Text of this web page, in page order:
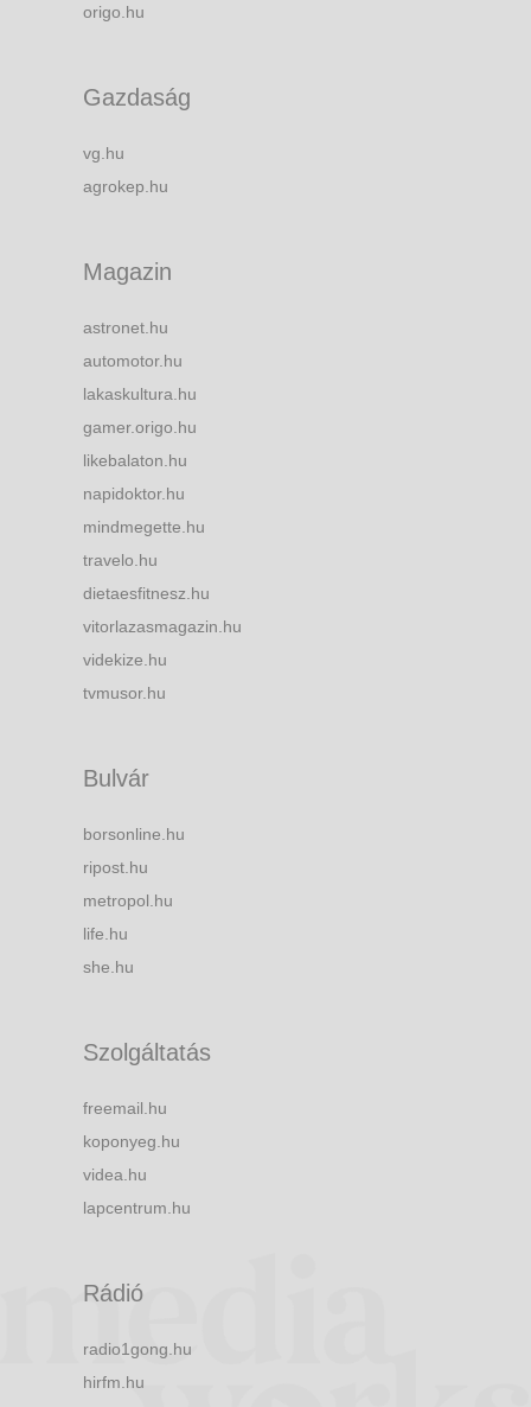
origo.hu
Gazdaság
vg.hu
agrokep.hu
Magazin
astronet.hu
automotor.hu
lakaskultura.hu
gamer.origo.hu
likebalaton.hu
napidoktor.hu
mindmegette.hu
travelo.hu
dietaesfitnesz.hu
vitorlazasmagazin.hu
videkize.hu
tvmusor.hu
Bulvár
borsonline.hu
ripost.hu
metropol.hu
life.hu
she.hu
Szolgáltatás
freemail.hu
koponyeg.hu
videa.hu
lapcentrum.hu
Rádió
radio1gong.hu
hirfm.hu